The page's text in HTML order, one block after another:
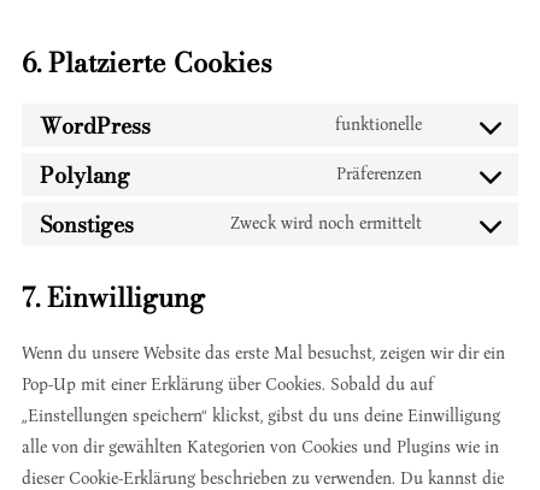
6. Platzierte Cookies
WordPress funktionelle
Consent
wordpress
Polylang Präferenzen
Consent
Sonstiges Zweck wird noch ermittelt
Consent
7. Einwilligung
Wenn du unsere Website das erste Mal besuchst, zeigen wir dir ein
Pop-Up mit einer Erklärung über Cookies. Sobald du auf
„Einstellungen speichern“ klickst, gibst du uns deine Einwilligung
alle von dir gewählten Kategorien von Cookies und Plugins wie in
dieser Cookie-Erklärung beschrieben zu verwenden. Du kannst die